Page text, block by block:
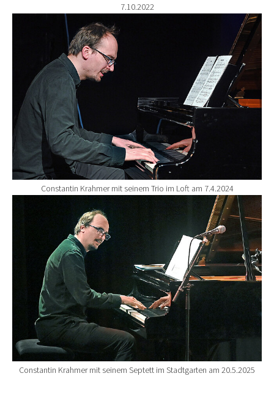
7.10.2022
Show larger version for:
Constantin Krahmer mit seinem Trio im Loft am 7.4.2024
Constantin Krahmer mit seinem Septett im Stadtgarten am 20.5.2025